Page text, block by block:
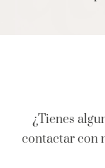
¿Tienes
contactar con